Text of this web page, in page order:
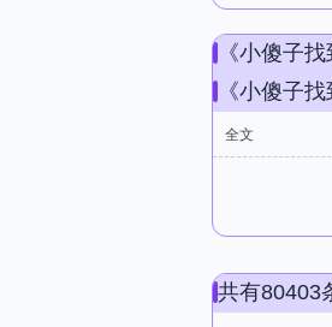
《小傻子
《小傻子
全文
共有80403